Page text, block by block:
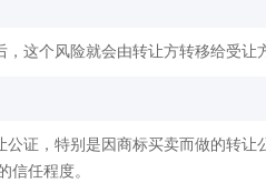
这个风险就会由转让方转移给受让
证，特别是因商标买卖而做的转让
信任程度。